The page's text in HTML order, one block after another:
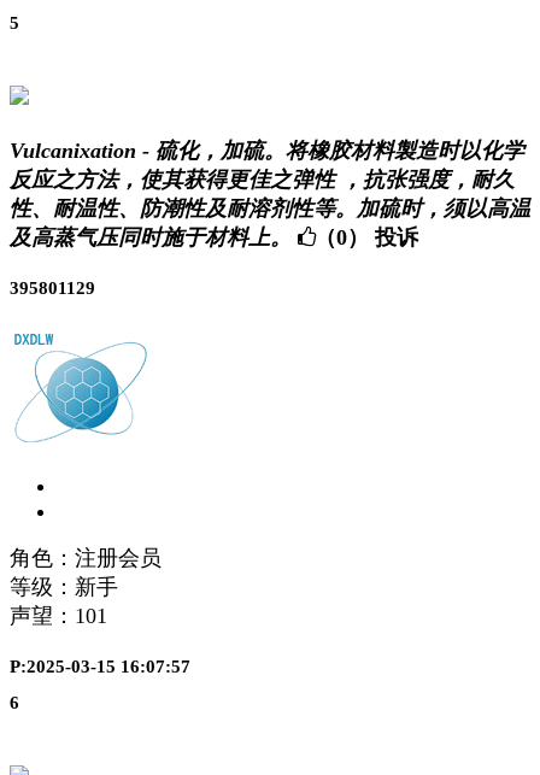
5
Vulcanixation - 硫化，加硫。将橡胶材料製造时以化学
反应之方法，使其获得更佳之弹性 ，抗张强度，耐久
性、耐温性、防潮性及耐溶剂性等。加硫时，须以高温
及高蒸气压同时施于材料上。
（0） 投诉
395801129
角色：注册会员
等级：新手
声望： 101
P:2025-03-15 16:07:57
6